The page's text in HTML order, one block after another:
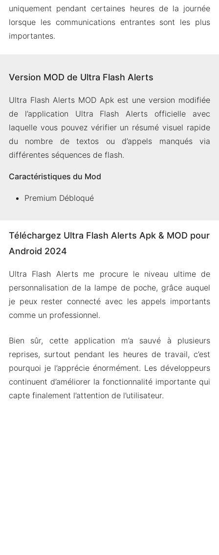
uniquement pendant certaines heures de la journée
lorsque les communications entrantes sont les plus
importantes.
Version MOD de Ultra Flash Alerts
Ultra Flash Alerts MOD Apk est une version modifiée
de l’application Ultra Flash Alerts officielle avec
laquelle vous pouvez vérifier un résumé visuel rapide
du nombre de textos ou d’appels manqués via
différentes séquences de flash.
Caractéristiques du Mod
Premium Débloqué
Téléchargez Ultra Flash Alerts Apk & MOD pour
Android 2024
Ultra Flash Alerts me procure le niveau ultime de
personnalisation de la lampe de poche, grâce auquel
je peux rester connecté avec les appels importants
comme un professionnel.
Bien sûr, cette application m’a sauvé à plusieurs
reprises, surtout pendant les heures de travail, c’est
pourquoi je l’apprécie énormément. Les développeurs
continuent d’améliorer la fonctionnalité importante qui
capte finalement l’attention de l’utilisateur.